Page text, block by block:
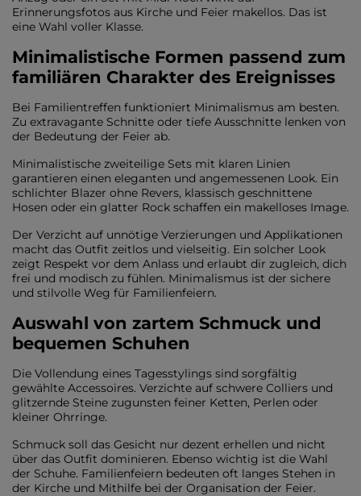
Erinnerungsfotos aus Kirche und Feier makellos. Das ist
eine Wahl voller Klasse.
Minimalistische Formen passend zum
familiären Charakter des Ereignisses
Bei Familientreffen funktioniert Minimalismus am besten.
Zu extravagante Schnitte oder tiefe Ausschnitte lenken von
der Bedeutung der Feier ab.
Minimalistische zweiteilige Sets mit klaren Linien
garantieren einen eleganten und angemessenen Look. Ein
schlichter Blazer ohne Revers, klassisch geschnittene
Hosen oder ein glatter Rock schaffen ein makelloses Image.
Der Verzicht auf unnötige Verzierungen und Applikationen
macht das Outfit zeitlos und vielseitig. Ein solcher Look
zeigt Respekt vor dem Anlass und erlaubt dir zugleich, dich
frei und modisch zu fühlen. Minimalismus ist der sichere
und stilvolle Weg für Familienfeiern.
Auswahl von zartem Schmuck und
bequemen Schuhen
Die Vollendung eines Tagesstylings sind sorgfältig
gewählte Accessoires. Verzichte auf schwere Colliers und
glitzernde Steine zugunsten feiner Ketten, Perlen oder
kleiner Ohrringe.
Schmuck soll das Gesicht nur dezent erhellen und nicht
über das Outfit dominieren. Ebenso wichtig ist die Wahl
der Schuhe. Familienfeiern bedeuten oft langes Stehen in
der Kirche und Mithilfe bei der Organisation der Feier.